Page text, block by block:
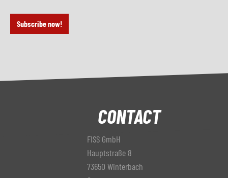
Subscribe now!
CONTACT
FISS GmbH
Hauptstraße 8
73650 Winterbach